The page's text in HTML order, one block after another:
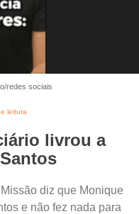
redes sociais
leitura
livrou a
diz que Monique
e não fez nada para